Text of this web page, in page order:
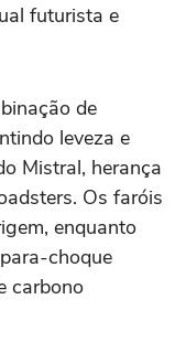
futurista e
de
leveza e
Mistral, herança
Os faróis
enquanto
choque
carbono